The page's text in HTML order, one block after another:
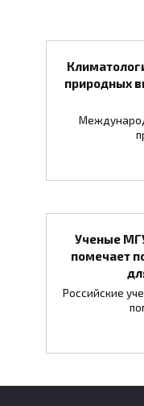
природных
Ученые
помечает
Российские